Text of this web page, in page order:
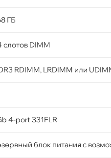
ГБ
слотов DIMM
RDIMM, LRDIMM или
4-port 331FLR
блок питания с